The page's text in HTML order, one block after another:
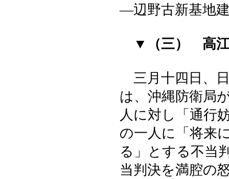
―辺野古新基地
▼（三） 高江
三月十四日、
は、沖縄防衛局
人に対し「通行
の一人に「将来
る」とする不当
当判決を満腔の